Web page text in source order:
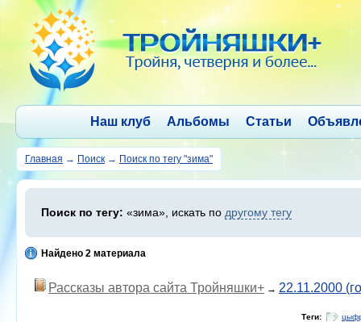
Наш клуб Альбомы Статьи
Главная → Поиск → Поиск по тегу "зима"
Поиск по тегу: «зима», искать по другому тегу
Найдено 2 материала
Рассказы автора сайта Тройняшки+ → 22.11.2000
Теги: